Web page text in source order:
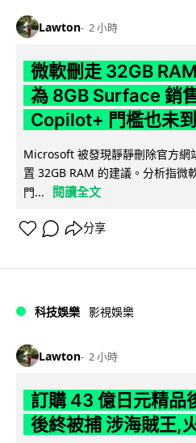
Lawton 2 小時
微軟刪走 32GB
為 8GB Surface 銷
Copilot+ 門檻也未到
Microsoft 被發現靜靜刪除官方網
置 32GB RAM 的建議。分析指微
門...
閱讀全文
分享
科技娛樂 影視娛樂
Lawton 2 小時
訂購 43 億日元精品
後終被捕 涉海賊王,